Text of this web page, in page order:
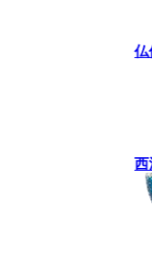
仏
西